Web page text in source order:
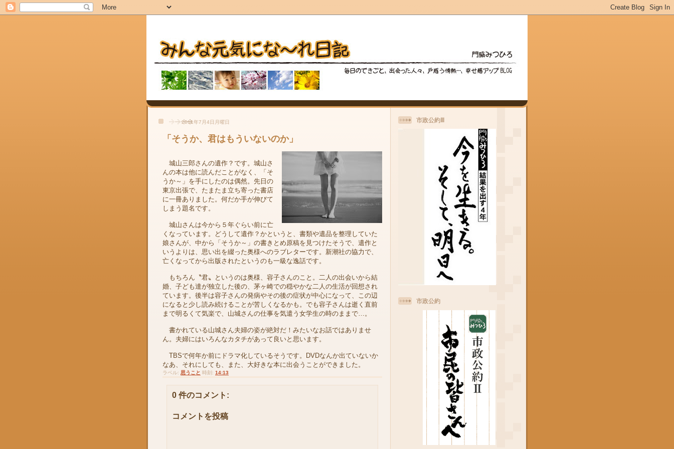
2011年7月4日月曜日
「そうか、君はもういないのか」
城山三郎さんの遺作？です。城山さ
んの本は他に読んだことがなく、「そ
うか～」を手にしたのは偶然。先日の
東京出張で、たまたま立ち寄った書店
に一冊ありました。何だか手が伸びて
しまう題名です。
城山さんは今から５年ぐらい前に亡
くなっています。どうして遺作？かというと、書類や遺品を整理していた
娘さんが、中から「そうか～」の書きとめ原稿を見つけたそうで、遺作と
いうよりは、思い出を綴った奥様へのラブレターです。新潮社の協力で、
亡くなってから出版されたというのも一級な逸話です。
もちろん〝君〟というのは奥様、容子さんのこと。二人の出会いから結
婚、子ども達が独立した後の、茅ヶ崎での穏やかな二人の生活が回想され
ています。後半は容子さんの発病やその後の症状が中心になって、この辺
になると少し読み続けることが苦しくなるかも。でも容子さんは逝く直前
まで明るくて気楽で、山城さんの仕事を気遣う女学生の時のままで…。
書かれている山城さん夫婦の姿が絶対だ！みたいなお話ではありませ
ん。夫婦にはいろんなカタチがあって良いと思います。
TBSで何年か前にドラマ化しているそうです。DVDなんか出ていないか
なあ、それにしても、また、大好きな本に出会うことができました。
ラベル: 思うこと 時刻: 14:13
0 件のコメント:
コメントを投稿
市政公約Ⅲ
市政公約